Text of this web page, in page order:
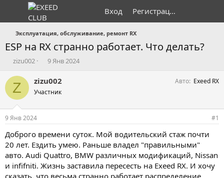
Вход Регистрация
Эксплуатация, обслуживание, ремонт RX
ESP на RX странно работает. Что делать?
А
т
о
т
е
м
ы
zizu002
Д
т
н
а
л
9 Янв 2024
Z zizu002
Участник
Авто Exeed RX
9 Янв 2024 #1
Доброго времени суток. Мой водительский стаж почти
20 лет. Ездить умею. Раньше владел "правильными"
авто. Audi Quattro, BMW различных модификаций, Nissan
и infifniti. Жизнь заставила пересесть на Exeed RX. И хочу
сказать, что весьма странно работает распределение